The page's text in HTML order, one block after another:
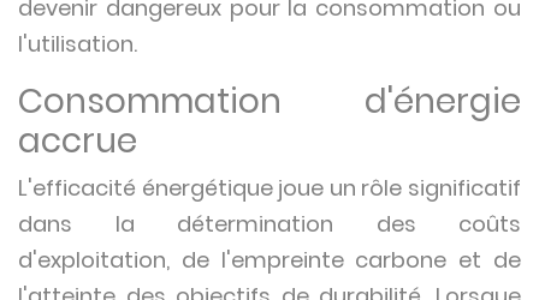
devenir dangereux pour la consommation ou
l'utilisation.
Consommation d'énergie
accrue
L'efficacité énergétique joue un rôle significatif
dans la détermination des coûts
d'exploitation, de l'empreinte carbone et de